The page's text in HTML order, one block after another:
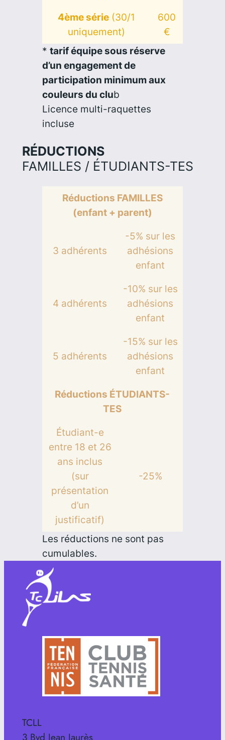
4ème série (30/1
uniquement)
600
€
* tarif équipe sous réserve
d’un engagement de
participation minimum aux
couleurs du club
Licence multi-raquettes
incluse
RÉDUCTIONS
FAMILLES / ÉTUDIANTS-TES
Réductions FAMILLES
(enfant + parent)
3 adhérents
-5% sur les
adhésions
enfant
4 adhérents
-10% sur les
adhésions
enfant
5 adhérents
-15% sur les
adhésions
enfant
Réductions ÉTUDIANTS-
TES
Étudiant-e
entre 18 et 26
ans inclus
(sur
présentation
d’un
justificatif)
-25%
Les réductions ne sont pas
cumulables.
TCLL
3 Bvd Jean Jaurès